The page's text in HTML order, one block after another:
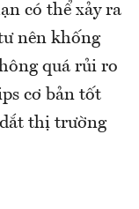
có thể xảy ra
nên khống
quá rủi ro
cơ bản tốt
thị trường